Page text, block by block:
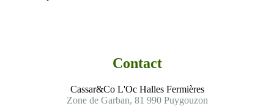
Contact
Cassar&Co L'Oc Halles Fermières
Zone de Garban, 81 990 Puygouzon